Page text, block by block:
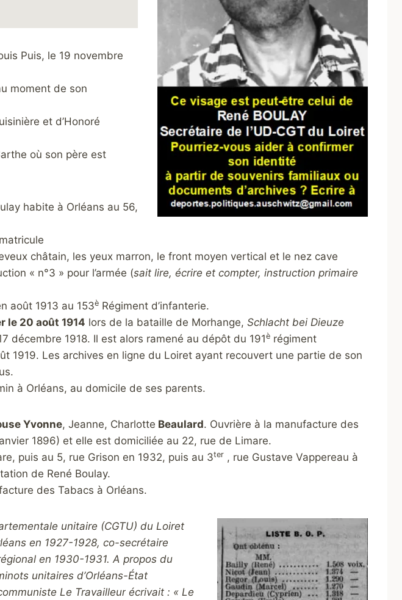
Puis, le 19 novembre
moment de son
et d’Honoré
où son père est
habite à Orléans au 56,
châtain, les yeux marron, le front moyen vertical et le nez cave
« n°3 » pour l’armée (sait lire, écrire et compter, instruction primaire
août 1913 au 153èRégiment d’infanterie.
le 20 août 1914 lors de la bataille de Morhange, Schlacht bei Dieuze
décembre 1918. Il est alors ramené au dépôt du 191èrégiment
1919. Les archives en ligne du Loiret ayant recouvert une partie de son
à Orléans, au domicile de ses parents.
Yvonne, Jeanne, Charlotte Beaulard. Ouvrière à la manufacture des
1896) et elle est domiciliée au 22, rue de Limare.
puis au 5, rue Grison en 1932, puis au 3ter, rue Gustave Vappereau à
de René Boulay.
des Tabacs à Orléans.
unitaire (CGTU) du Loiret
en 1927-1928, co-secrétaire
en 1930-1931. A propos du
unitaires d’Orléans-État
Le Travailleurécrivait : « Le